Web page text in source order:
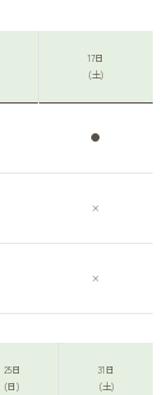
17日
(土)
●
×
×
25日
(日)
31日
(土)